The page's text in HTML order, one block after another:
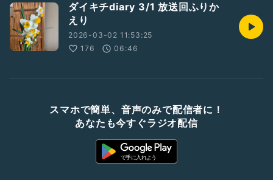
ダイキチdiary 3/1 放送回ふりか
えり
2026-03-02 11:53:25
176
06:46
スマホで簡単、音声のみで配信者に！
あなたも今すぐラジオ配信